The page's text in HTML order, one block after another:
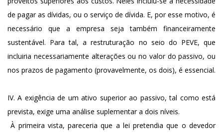
de pagar as dívidas, ou o serviço de dívida. E, por esse motivo, é
necessário que a empresa seja também financeiramente
sustentável. Para tal, a restruturação no seio do PEVE, que
incluiria necessariamente alterações ou no valor do passivo, ou
nos prazos de pagamento (provavelmente, os dois), é essencial.
IV. A exigência de um ativo superior ao passivo, tal como está
prevista, exige uma análise suplementar a dois níveis.
À primeira vista, pareceria que a lei pretendia que o devedor